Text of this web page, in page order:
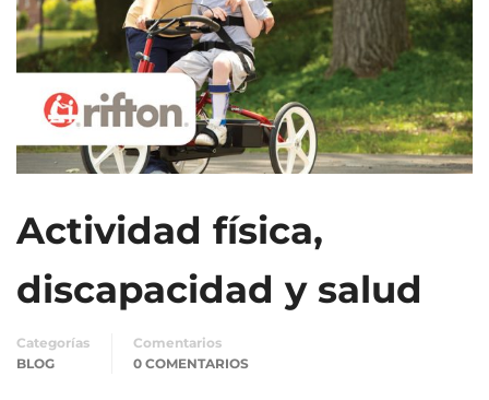
Actividad física,
discapacidad y salud
Categorías
BLOG
Comentarios
0 COMENTARIOS